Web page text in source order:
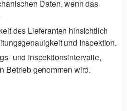
Daten, wenn das
des Lieferanten hinsichtlich
und Inspektion.
und Inspektionsintervalle,
Betrieb genommen wird.